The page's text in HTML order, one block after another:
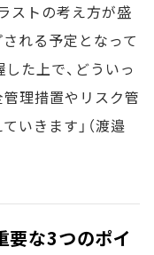
ストの考え方が盛
れる予定となって
た上で、どういっ
管理措置やリスク管
いきます」（渡邉
要な3つのポイ